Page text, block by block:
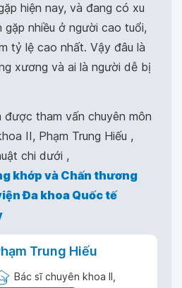
hiện nay, và đang có xu
gặp nhiều ở người cao tuổi,
tỷ lệ cao nhất. Vậy đâu là
xương và ai là người dễ bị
được tham vấn chuyên môn
II, Phạm Trung Hiếu ,
chi dưới ,
khớp và Chấn thương
Đa khoa Quốc tế
Trung Hiếu
Bác sĩ chuyên khoa II,